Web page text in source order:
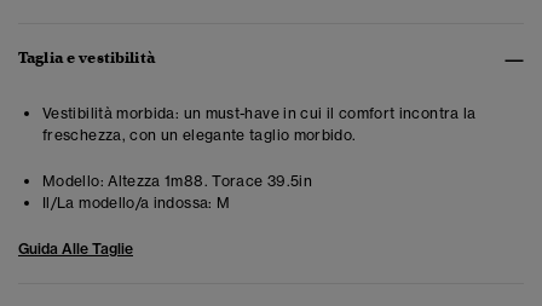
Taglia e vestibilità
Vestibilità morbida: un must-have in cui il comfort incontra la
freschezza, con un elegante taglio morbido.
Modello: Altezza 1m88. Torace 39.5in
Il/La modello/a indossa: M
Guida Alle Taglie